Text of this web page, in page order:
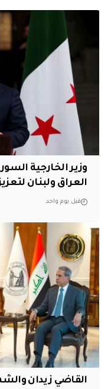
وزير الخارجية
العراق ولبنان
قبل يوم واحد
القاضي زيدان